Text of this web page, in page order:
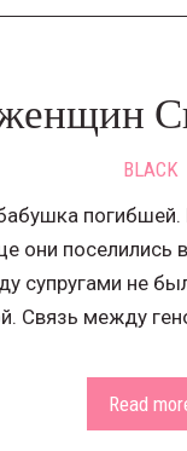
BLACK
они
супругами не
Связь между
Read